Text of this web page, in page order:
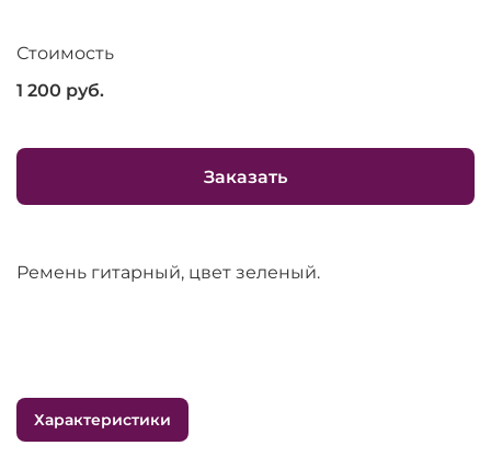
Стоимость
1 200 руб.
Заказать
Ремень гитарный, цвет зеленый.
Характеристики